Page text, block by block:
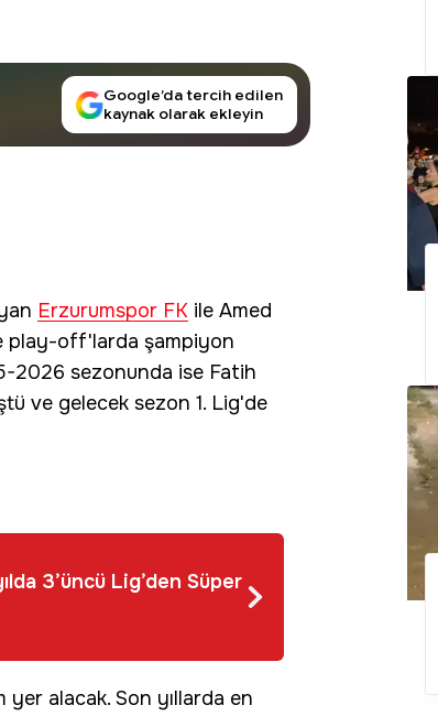
Google’da tercih edilen
kaynak olarak ekleyin
Erzurumspor FK ile Amed
play-off'larda şampiyon
2026 sezonunda ise Fatih
ve gelecek sezon 1. Lig'de
3’üncü Lig’den Süper
alacak. Son yıllarda en